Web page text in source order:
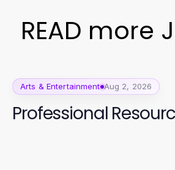
READ more
Arts & Entertainment Aug 2, 2026
Professional